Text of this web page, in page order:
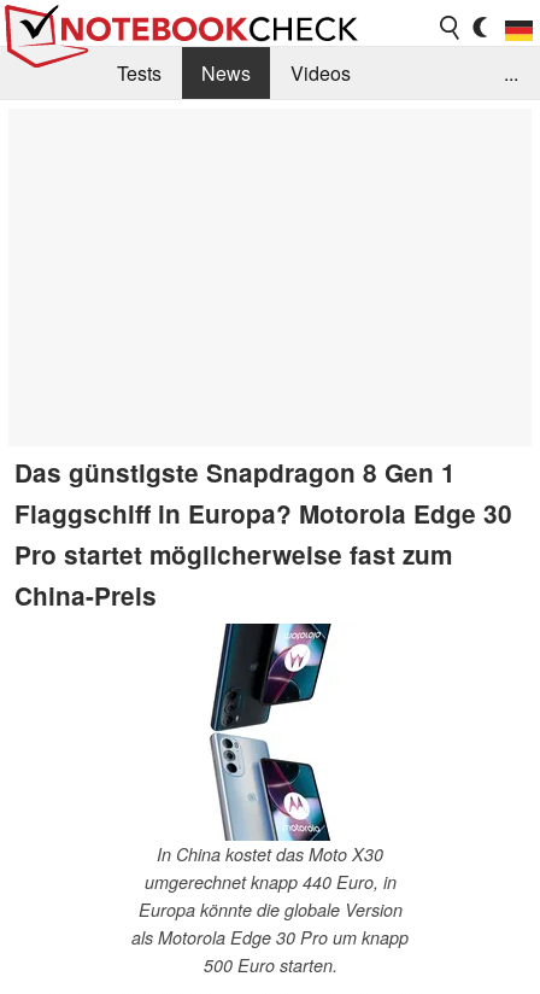
Tests News
Videos
...
Das günstigste Snapdragon 8 Gen 1
Flaggschiff in Europa? Motorola Edge 30
Pro startet möglicherweise fast zum
China-Preis
In China kostet das Moto X30
umgerechnet knapp 440 Euro, in
Europa könnte die globale Version
als Motorola Edge 30 Pro um knapp
500 Euro starten.